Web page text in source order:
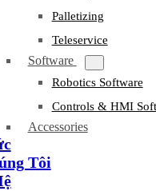
Palletizing
Teleservice
Software
Robotics Software
Controls & HMI
Accessories
Tôi